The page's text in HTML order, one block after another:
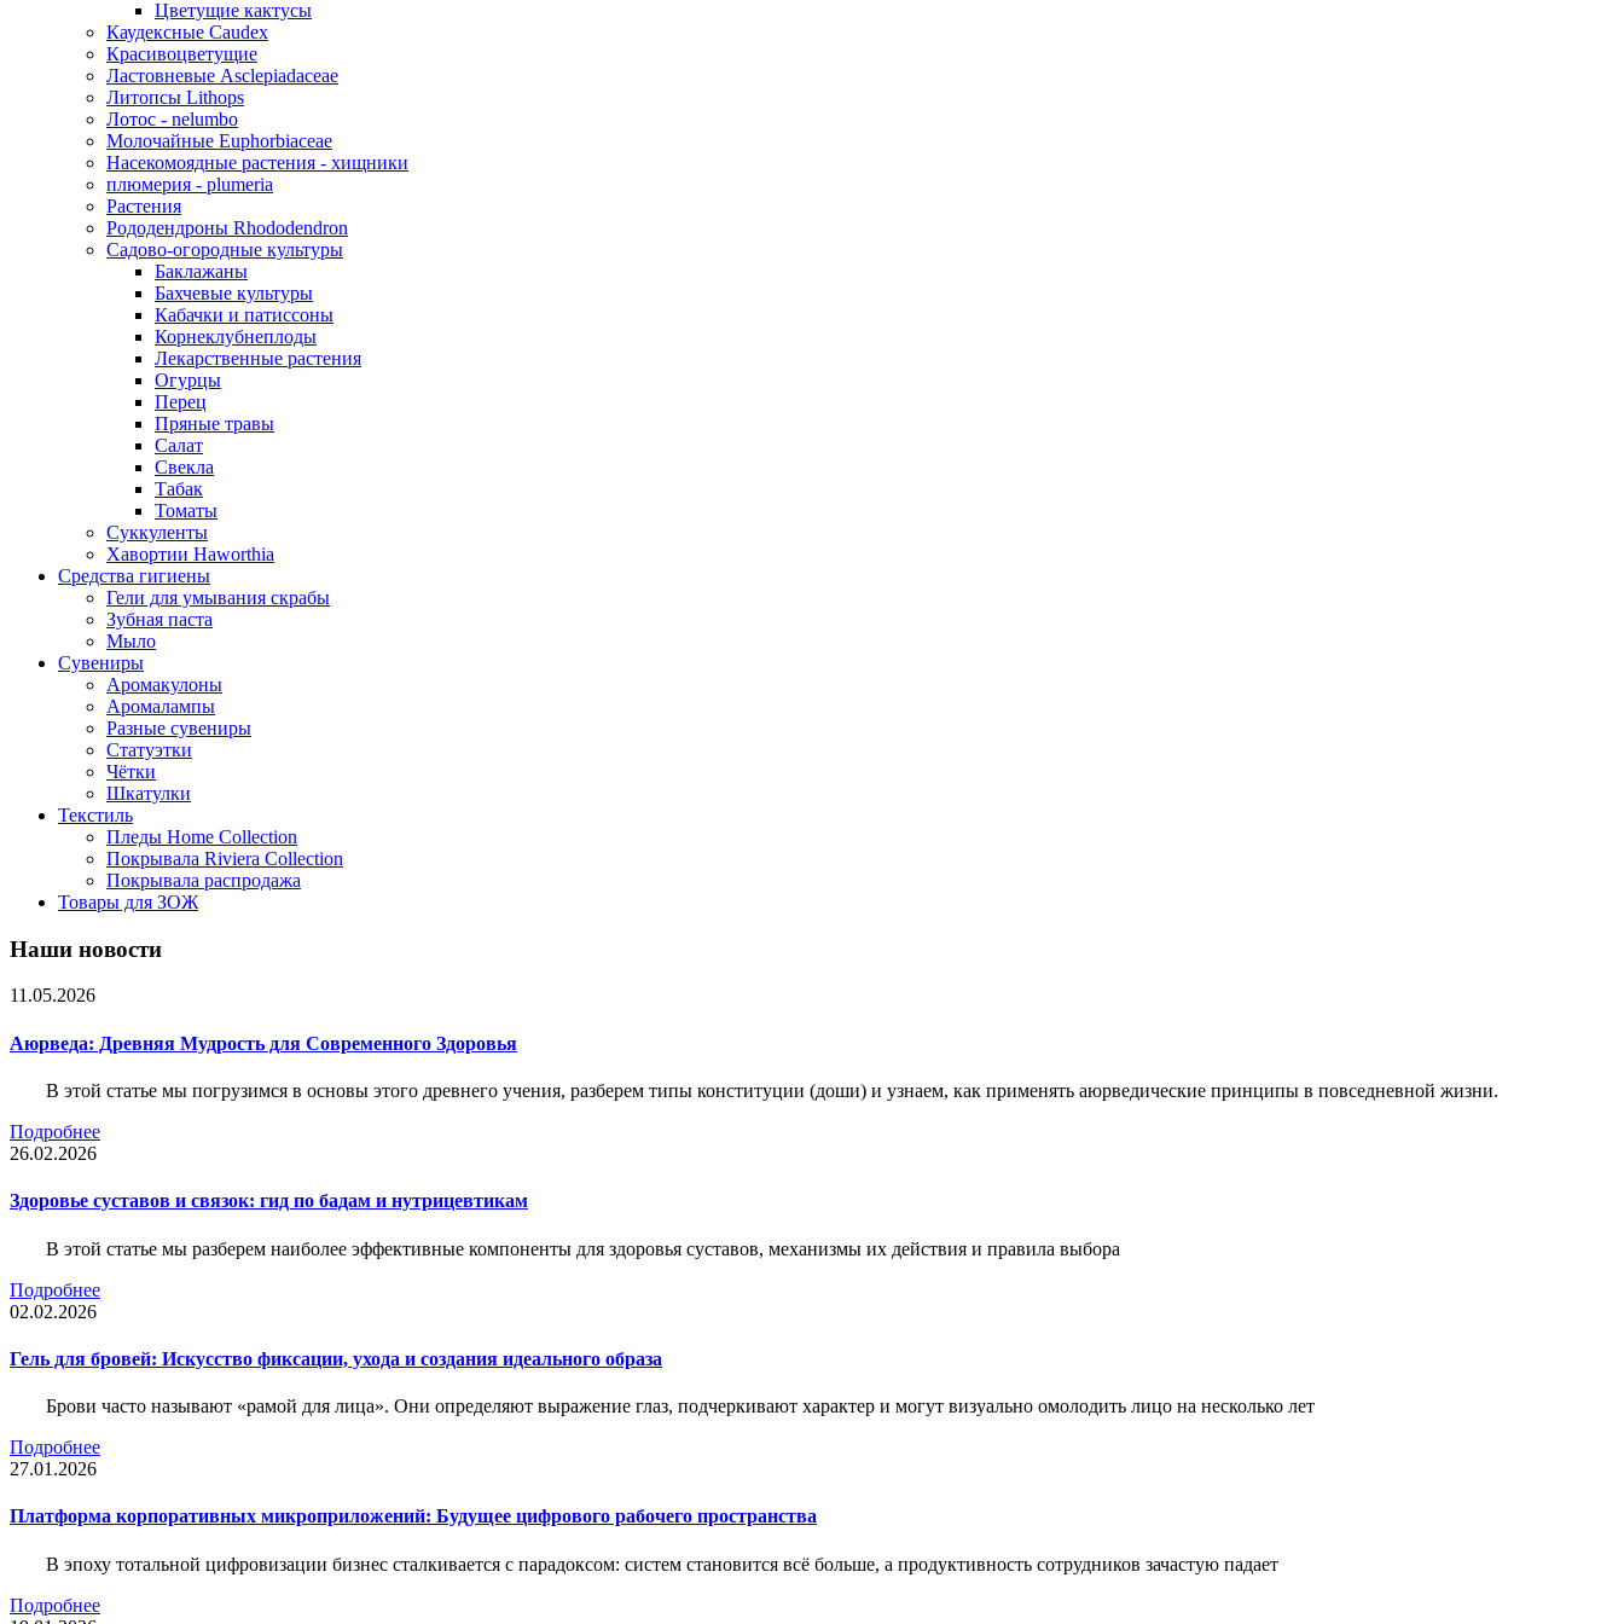
Цветущие кактусы
Каудексные Caudex
Красивоцветущие
Ластовневые Asclepiadaceae
Литопсы Lithops
Лотос - nelumbo
Молочайные Euphorbiaceae
Насекомоядные растения - хищники
плюмерия - plumeria
Растения
Рододендроны Rhododendron
Садово-огородные культуры
Баклажаны
Бахчевые культуры
Кабачки и патиссоны
Корнеклубнеплоды
Лекарственные растения
Огурцы
Перец
Пряные травы
Салат
Свекла
Табак
Томаты
Суккуленты
Хавортии Haworthia
Средства гигиены
Гели для умывания скрабы
Зубная паста
Мыло
Сувениры
Аромакулоны
Аромалампы
Разные сувениры
Статуэтки
Чётки
Шкатулки
Текстиль
Пледы Home Collection
Покрывала Riviera Collection
Покрывала распродажа
Товары для ЗОЖ
Наши новости
11.05.2026
Аюрведа: Древняя Мудрость для Современного Здоровья
В этой статье мы погрузимся в основы этого древнего учения, разберем типы конституции (доши) и узнаем, как применять аюрведические принципы в повседневной жизни.
Подробнее
26.02.2026
Здоровье суставов и связок: гид по бадам и нутрицевтикам
В этой статье мы разберем наиболее эффективные компоненты для здоровья суставов, механизмы их действия и правила выбора
Подробнее
02.02.2026
Гель для бровей: Искусство фиксации, ухода и создания идеального образа
Брови часто называют «рамой для лица». Они определяют выражение глаз, подчеркивают характер и могут визуально омолодить лицо на несколько лет
Подробнее
27.01.2026
Платформа корпоративных микроприложений: Будущее цифрового рабочего пространства
В эпоху тотальной цифровизации бизнес сталкивается с парадоксом: систем становится всё больше, а продуктивность сотрудников зачастую падает
Подробнее